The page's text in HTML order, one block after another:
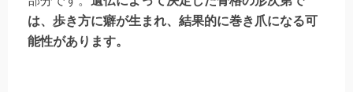
は、歩き方に癖が生まれ、結果的に巻き爪になる可
能性があります。